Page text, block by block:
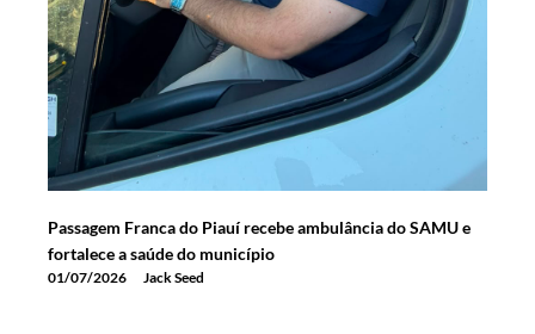
Passagem Franca do Piauí recebe ambulância do SAMU e
fortalece a saúde do município
01/07/2026 Jack Seed